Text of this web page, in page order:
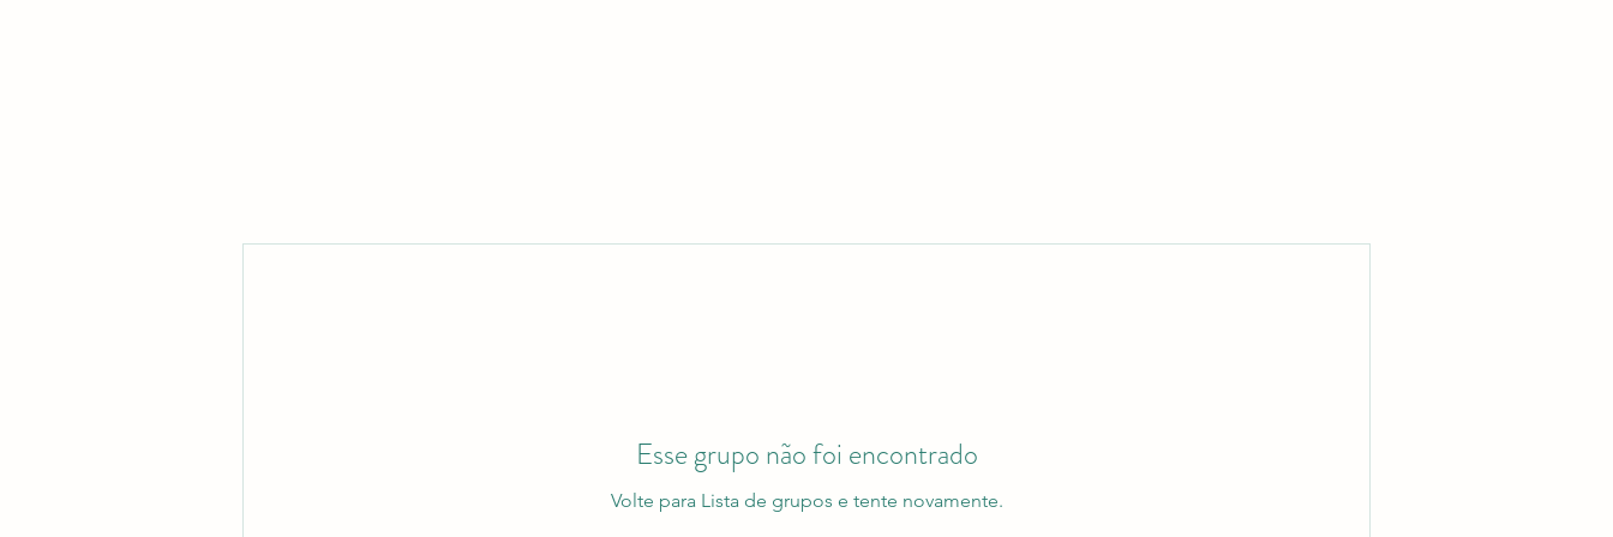
Esse grupo não foi encontrado
Volte para Lista de grupos e tente novamente.